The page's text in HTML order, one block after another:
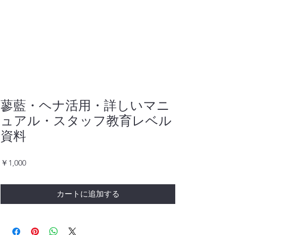
蓼藍・ヘナ活用・詳しいマニ
ュアル・スタッフ教育レベル
資料
￥1,000価
カートに追加する